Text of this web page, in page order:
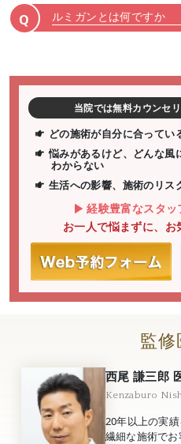
Q ルミガンとは何ですか
当院では無料カウンセ
どの施術が自分に合ってい
悩みがあるけど、どんな風
わからない
生活への影響、施術のリス
経験豊富なスタ
お一人で悩まずに、
監修
西尾 謙三郎
Kenzaburo
20年以上の実
繊細な施術でお